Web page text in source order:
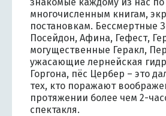
многочисленным книгам,
постановкам. Бессмертные
Посейдон, Афина, Гефест,
могущественные Геракл,
ужасающие лернейская
Горгона, пёс Цербер – это
тех, кто поражают
протяжении более чем 2-
спектакля.